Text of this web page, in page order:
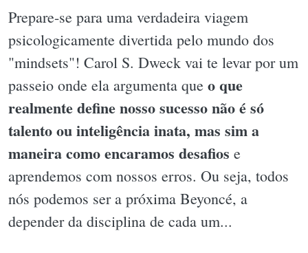
Prepare-se para uma verdadeira viagem
psicologicamente divertida pelo mundo dos
"mindsets"! Carol S. Dweck vai te levar por um
passeio onde ela argumenta que o que
realmente define nosso sucesso não é só
talento ou inteligência inata, mas sim a
maneira como encaramos desafios e
aprendemos com nossos erros. Ou seja, todos
nós podemos ser a próxima Beyoncé, a
depender da disciplina de cada um...